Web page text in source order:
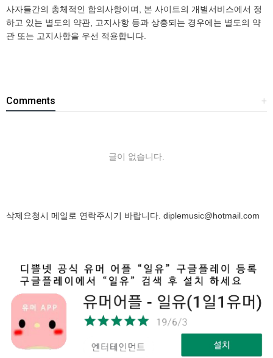
사자들간의 총체적인 합의사항이며, 본 사이트의 개별서비스에서 정
하고 있는 별도의 약관, 고지사항 등과 상충되는 경우에는 별도의 약
관 또는 고지사항을 우선 적용합니다.
+
Comments
글이 없습니다.
삭제요청시 메일로 연락주시기 바랍니다. diplemusic@hotmail.com